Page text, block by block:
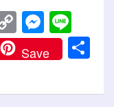
Copy
Link
Save